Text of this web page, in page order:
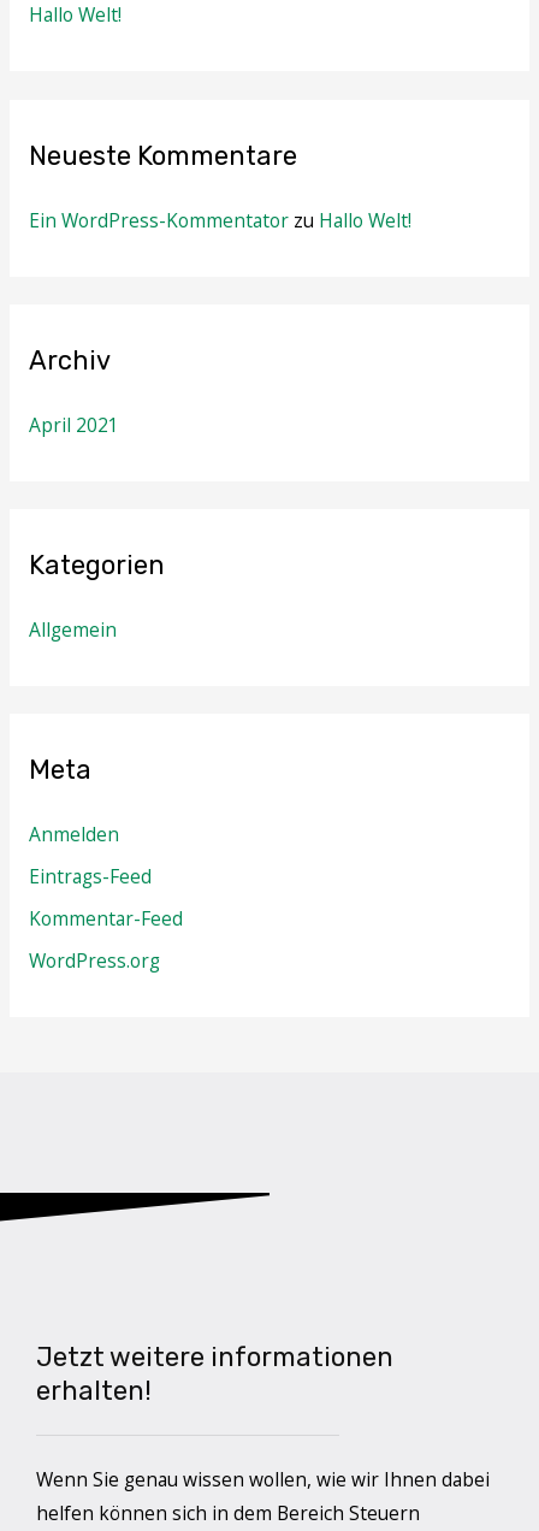
n
h
Hallo Welt!
Neueste Kommentare
Ein WordPress-Kommentatorzu Hallo Welt!
Archiv
April 2021
Kategorien
Allgemein
Meta
Anmelden
Eintrags-Feed
Kommentar-Feed
WordPress.org
Jetzt weitere informationen
erhalten!
Wenn Sie genau wissen wollen, wie wir Ihnen dabei
helfen können sich in dem Bereich Steuern